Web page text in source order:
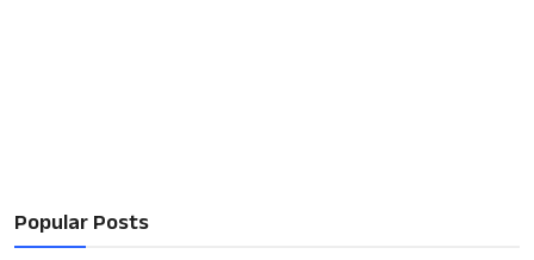
Popular Posts